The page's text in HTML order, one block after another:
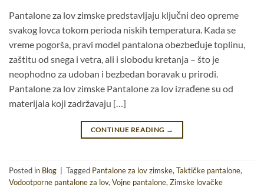
Pantalone za lov zimske predstavljaju ključni deo opreme
svakog lovca tokom perioda niskih temperatura. Kada se
vreme pogorša, pravi model pantalona obezbeđuje toplinu,
zaštitu od snega i vetra, ali i slobodu kretanja – što je
neophodno za udoban i bezbedan boravak u prirodi.
Pantalone za lov zimske Pantalone za lov izrađene su od
materijala koji zadržavaju […]
CONTINUE READING →
Posted in Blog Tagged Pantalone za lov zimske, Taktičke pantalone,
Vodootporne pantalone za lov, Vojne pantalone, Zimske lovačke